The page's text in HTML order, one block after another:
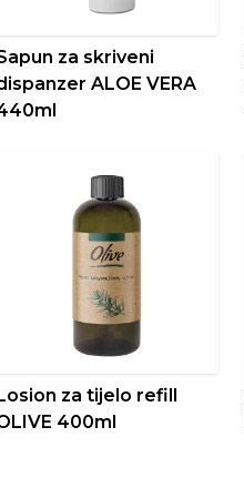
za skriveni
ALOE VERA
za tijelo refill
400ml